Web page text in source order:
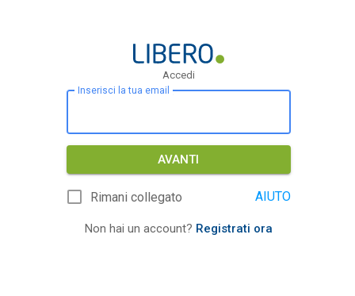
Accedi
Inserisci la tua email
AVANTI
Rimani collegato AIUTO
Non hai un account? Registrati ora